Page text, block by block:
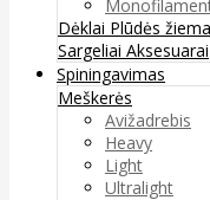
Dėklai Plūdės
Sargeliai Aksesuarai
Spiningavimas
Meškerės
Avižadrebis
Heavy
Light
Ultralight